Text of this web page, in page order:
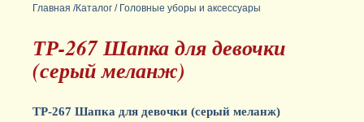
Главная /Каталог / Головные уборы и аксессуары
ТР-267 Шапка для девочки
(серый меланж)
ТР-267 Шапка для девочки (серый меланж)